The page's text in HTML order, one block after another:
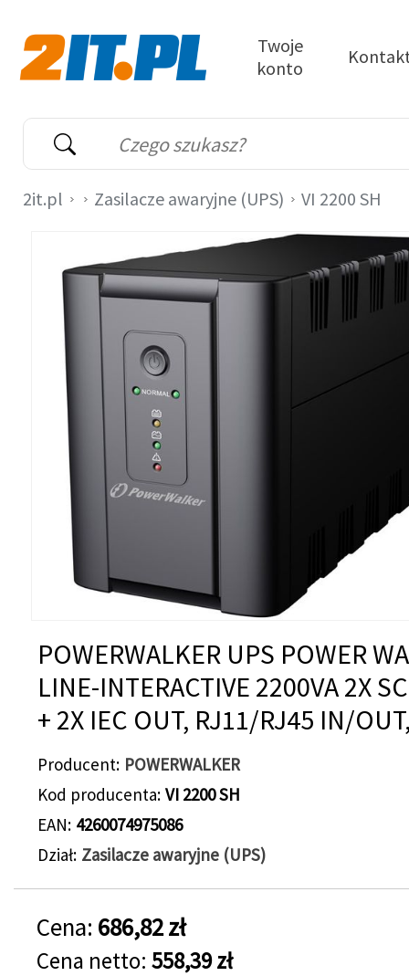
Wyszukiwarka
Słowo kluczowe
Twoje
konto
2it.pl Zasilacze awaryjne (UPS) VI 2200 SH
POWERWALKER UPS POWER
LINE-INTERACTIVE 2200VA 2X
+ 2X IEC OUT, RJ11/RJ45 IN/
Producent POWERWALKER
Kod producenta VI 2200 SH
EAN 4260074975086
Dział Zasilacze awaryjne (UPS)
Cena: 686,82 zł
Cena netto: 558,39 zł